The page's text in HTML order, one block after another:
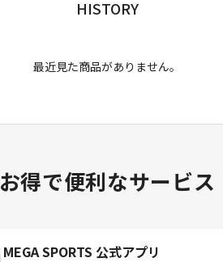
HISTORY
最近見た商品がありません。
お得で便利なサービス
MEGA SPORTS 公式アプリ